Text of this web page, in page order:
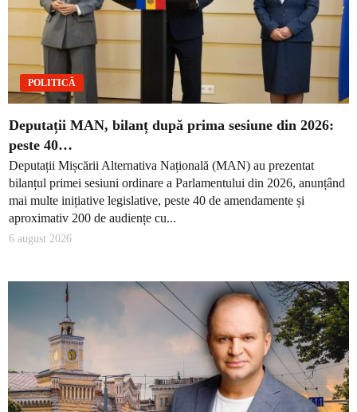
POLITICĂ
Deputații MAN, bilanț după prima sesiune din 2026:
peste 40…
Deputații Mișcării Alternativa Națională (MAN) au prezentat
bilanțul primei sesiuni ordinare a Parlamentului din 2026, anunțând
mai multe inițiative legislative, peste 40 de amendamente și
aproximativ 200 de audiențe cu...
6 august 2026